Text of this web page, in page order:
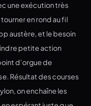
une exécution très
en rond au fil
austère, et le besoin
petite action
d’orgue de
Résultat des courses
on enchaîne les